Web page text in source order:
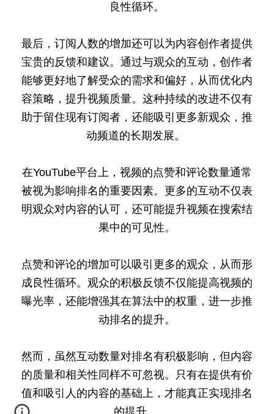
良性循环。
最后，订阅人数的增加还可以为内容创作者提供
宝贵的反馈和建议。通过与观众的互动，创作者
能够更好地了解受众的需求和偏好，从而优化内
容策略，提升视频质量。这种持续的改进不仅有
助于留住现有订阅者，还能吸引更多新观众，推
动频道的长期发展。
在YouTube平台上，视频的点赞和评论数量通常
被视为影响排名的重要因素。更多的互动不仅表
明观众对内容的认可，还可能提升视频在搜索结
果中的可见性。
点赞和评论的增加可以吸引更多的观众，从而形
成良性循环。观众的积极反馈不仅能提高视频的
曝光率，还能增强其在算法中的权重，进一步推
动排名的提升。
然而，虽然互动数量对排名有积极影响，但内容
的质量和相关性同样不可忽视。只有在提供有价
值和吸引人的内容的基础上，才能真正实现排名
的提升。